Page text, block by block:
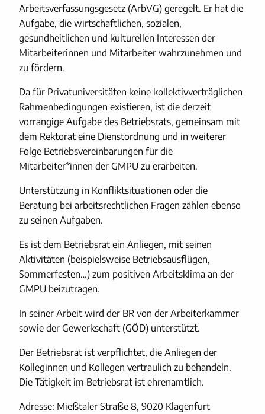
Arbeitsverfassungsgesetz (ArbVG) geregelt. Er hat die
Aufgabe, die wirtschaftlichen, sozialen,
gesundheitlichen und kulturellen Interessen der
Mitarbeiterinnen und Mitarbeiter wahrzunehmen und
zu fördern.
Da für Privatuniversitäten keine kollektivverträglichen
Rahmenbedingungen existieren, ist die derzeit
vorrangige Aufgabe des Betriebsrats, gemeinsam mit
dem Rektorat eine Dienstordnung und in weiterer
Folge Betriebsvereinbarungen für die
Mitarbeiter*innen der GMPU zu erarbeiten.
Unterstützung in Konfliktsituationen oder die
Beratung bei arbeitsrechtlichen Fragen zählen ebenso
zu seinen Aufgaben.
Es ist dem Betriebsrat ein Anliegen, mit seinen
Aktivitäten (beispielsweise Betriebsausflügen,
Sommerfesten…) zum positiven Arbeitsklima an der
GMPU beizutragen.
In seiner Arbeit wird der BR von der Arbeiterkammer
sowie der Gewerkschaft (GÖD) unterstützt.
Der Betriebsrat ist verpflichtet, die Anliegen der
Kolleginnen und Kollegen vertraulich zu behandeln.
Die Tätigkeit im Betriebsrat ist ehrenamtlich.
Adresse: Mießtaler Straße 8, 9020 Klagenfurt